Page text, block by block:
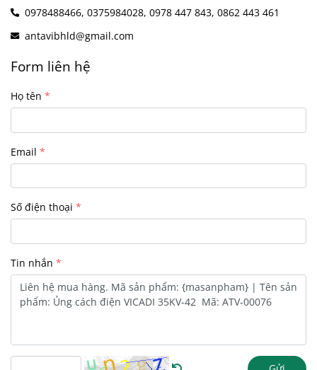
0978488466, 0375984028, 0978 447 843, 0862 443 461
antavibhld@gmail.com
Form liên hệ
Họ tên
Email
Số điện thoại
Tin nhắn